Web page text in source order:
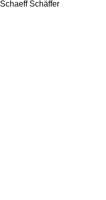
Schaeff Schäffer